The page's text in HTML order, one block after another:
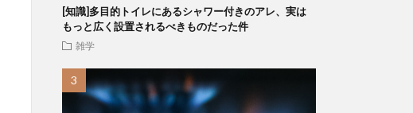
[知識]多目的トイレにあるシャワー付きのアレ、実は
もっと広く設置されるべきものだった件
雑学